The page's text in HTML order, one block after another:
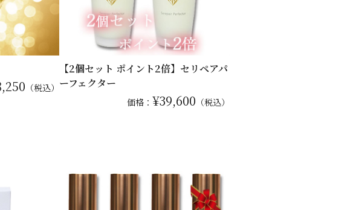
（税込）
【2個セット ポイント2倍】セリペアパ
ーフェクター
価格： ¥39,600 （税込）